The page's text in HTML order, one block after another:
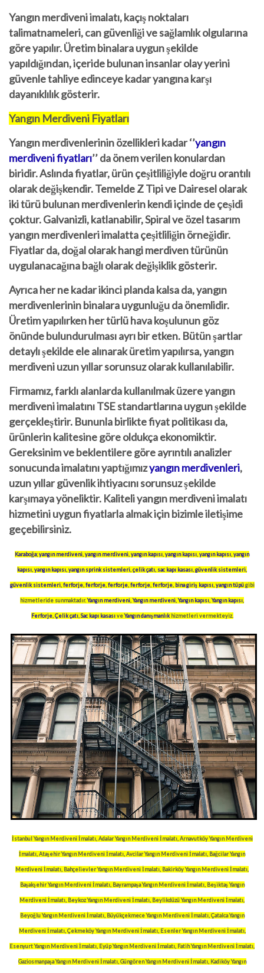
Yangın merdiveni imalatı, kaçış noktaları
talimatnameleri, can güvenliği ve sağlamlık olgularına
göre yapılır. Üretim binalara uygun şekilde
yapıldığından, içeride bulunan insanlar olay yerini
güvenle tahliye edinceye kadar yangına karşı
dayanıklılık gösterir.
Yangın Merdiveni Fiyatları
Yangın merdivenlerinin özellikleri kadar‘’yangın
merdiveni fiyatları’’da önem verilen konulardan
biridir. Aslında fiyatlar, ürün çeşitliliğiyle doğru orantılı
olarak değişkendir. Temelde Z Tipi ve Dairesel olarak
iki türü bulunan merdivenlerin kendi içinde de çeşidi
çoktur. Galvanizli, katlanabilir, Spiral ve özel tasarım
yangın merdivenleri imalatta çeşitliliğin örneğidir.
Fiyatlar da, doğal olarak hangi merdiven türünün
uygulanacağına bağlı olarak değişiklik gösterir.
Ayrıca her ne kadar ikinci planda kalsa da, yangın
merdivenlerinin binalara uygunluğu da önemlidir.
Üretim yapılırken her türlü hava koşulunun göz
önünde bulundurulması ayrı bir etken. Bütün şartlar
detaylı şekilde ele alınarak üretim yapılırsa, yangın
merdiveni uzun yıllar sorunsuz olarak kullanılabilir.
Firmamız, farklı alanlarda kullanılmak üzere yangın
merdiveni imalatını TSE standartlarına uygun şekilde
gerçekleştirir. Bununla birlikte fiyat politikası da,
ürünlerin kalitesine göre oldukça ekonomiktir.
Gereksinim ve beklentilere göre ayrıntılı analizler
sonucunda imalatını yaptığımızyangın merdivenleri,
uzun yıllar güvenlik ihtiyacını sorunsuz şekilde
karşımaya yöneliktir. Kaliteli yangın merdiveni imalatı
hizmetini uygun fiyatlarla almak için bizimle iletişime
geçebilirsiniz.
Karaboğa;yangın merdiveni yangın merdiveni yangın kapısı yangın kapısı yangın kapısı yangın
kapısı yangın kapısı yangın sprink sistemleri çelik çatı sac kapı kasası güvenlik sistemleri
güvenlik sistemleri, ferforje, ferforje, ferforje, ferforje, ferforje, bina giriş kapısı, yangın tüpügibi
hizmetleride sunmaktadır.Yangın merdiveni ,Yangın merdiveni ,Yangın kapısı ,Yangın kapısı
Ferforje, Çelik çatı, Sac kapı kasasıveYangın danışmanlıkhizmetleri vermekteyiz.
İstanbul Yangın Merdiveni İmalatı, Adalar Yangın Merdiveni İmalatı, Arnavutköy Yangın Merdiveni
İmalatı, Ataşehir Yangın Merdiveni İmalatı, Avcilar Yangın Merdiveni İmalatı, Bağcilar Yangın
Merdiveni İmalatı, Bahçelievler Yangın Merdiveni İmalatı, Bakirköy Yangın Merdiveni İmalatı,
Başakşehir Yangın Merdiveni İmalatı, Bayrampaşa Yangın Merdiveni İmalatı, Beşiktaş Yangın
Merdiveni İmalatı, Beykoz Yangın Merdiveni İmalatı, Beylikdüzü Yangın Merdiveni İmalatı,
Beyoğlu Yangın Merdiveni İmalatı, Büyükçekmece Yangın Merdiveni İmalatı, Çatalca Yangın
Merdiveni İmalatı, Çekmeköy Yangın Merdiveni İmalatı, Esenler Yangın Merdiveni İmalatı,
Esenyurt Yangın Merdiveni İmalatı, Eyüp Yangın Merdiveni İmalatı, Fatih Yangın Merdiveni İmalatı,
Gaziosmanpaşa Yangın Merdiveni İmalatı, Güngören Yangın Merdiveni İmalatı, Kadiköy Yangın